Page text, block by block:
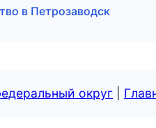
в Петрозаводск
округ